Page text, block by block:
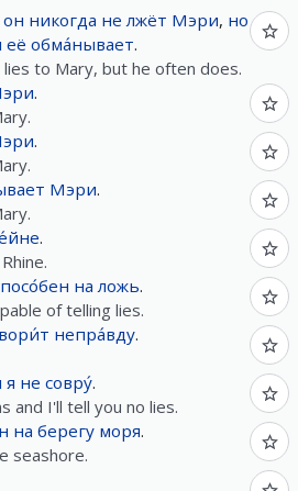
он никогда не лжёт Мэри, но
её обма́нывает.
to Mary, but he often does.
.
.
Мэри.
.
на ложь.
of telling lies.
непра́вду.
я не совру́.
and I'll tell you no lies.
на берегу моря.
seashore.